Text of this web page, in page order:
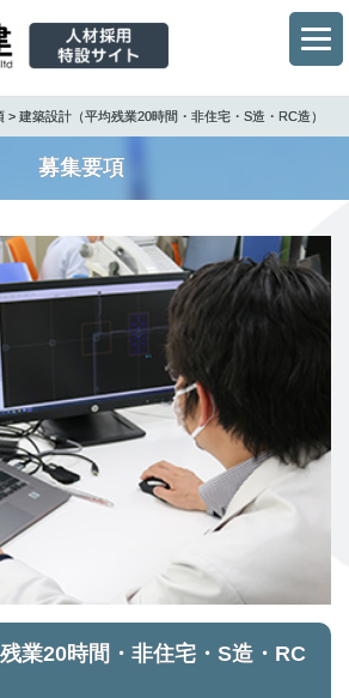
> 建築設計（平均残業20時間・非住宅・S造・RC造）
募集要項
業20時間・非住宅・S造・RC